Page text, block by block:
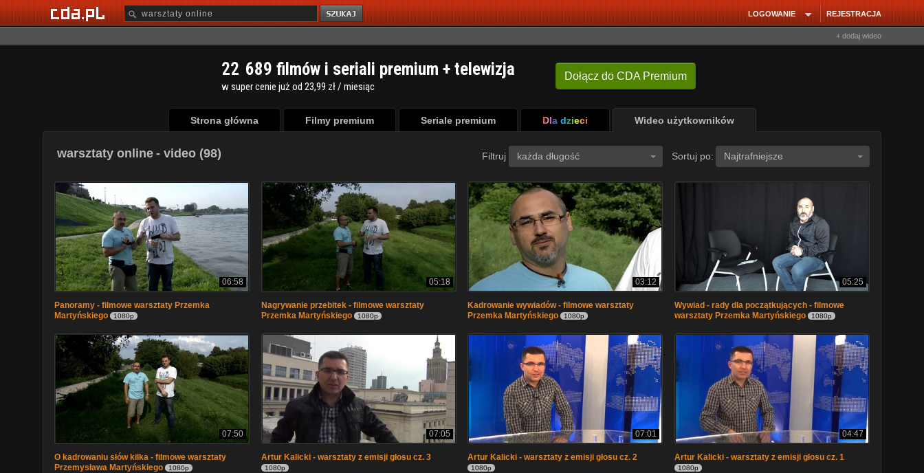
REJESTRACJA
LOGOWANIE
+ dodaj wideo
Dołącz do CDA Premium
22 689 filmów i seriali premium + telewizja
w super cenie już od 23,99 zł / miesiąc
Strona główna Filmy premium Seriale premium Dla dzieci Wideo użytkowników
warsztaty online - video (98) Filtruj każda długość Sortuj po: Najtrafniejsze
06:58
Panoramy - filmowe warsztaty Przemka
Martyńskiego
1080p
05:18
Nagrywanie przebitek - filmowe warsztaty
Przemka Martyńskiego
1080p
03:12
Kadrowanie wywiadów - filmowe warsztaty
Przemka Martyńskiego
1080p
05:25
Wywiad - rady dla początkujących - filmowe
warsztaty Przemka Martyńskiego
1080p
07:50
O kadrowaniu słów kilka - filmowe warsztaty
Przemysława Martyńskiego
1080p
07:05
Artur Kalicki - warsztaty z emisji głosu cz. 3
1080p
07:01
Artur Kalicki - warsztaty z emisji głosu cz. 2
1080p
04:47
Artur Kalicki - warsztaty z emisji głosu cz. 1
1080p